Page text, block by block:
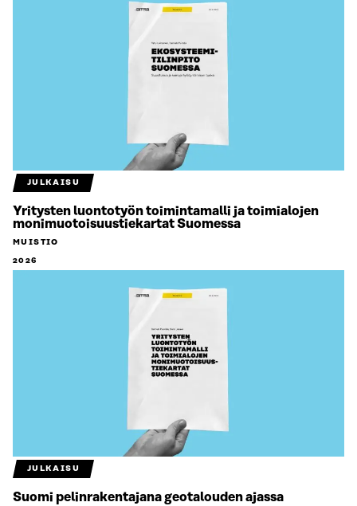
JULKAISU
Yritysten luontotyön toimintamalli ja toimialojen
monimuotoisuustiekartat Suomessa
MUISTIO
2026
JULKAISU
Suomi pelinrakentajana geotalouden ajassa